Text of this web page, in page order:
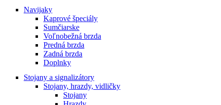
Navijaky
Kaprové špeciály
Sumčiarske
Voľnobežná brzda
Predná brzda
Zadná brzda
Doplnky
Stojany a signalizátory
Stojany, hrazdy, vidličky
Stojany